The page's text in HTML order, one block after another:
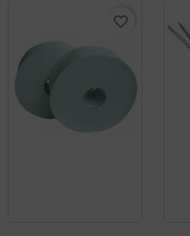
favorite_border